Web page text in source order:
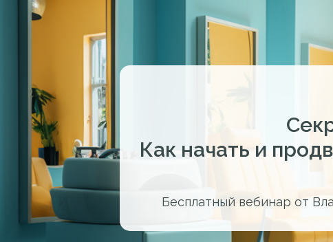
Как начать и
Бесплатный вебинар от